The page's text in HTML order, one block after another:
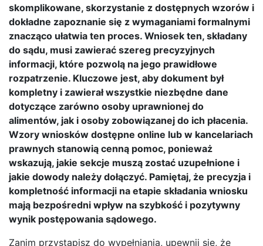
skomplikowane, skorzystanie z dostępnych wzorów i
dokładne zapoznanie się z wymaganiami formalnymi
znacząco ułatwia ten proces. Wniosek ten, składany
do sądu, musi zawierać szereg precyzyjnych
informacji, które pozwolą na jego prawidłowe
rozpatrzenie. Kluczowe jest, aby dokument był
kompletny i zawierał wszystkie niezbędne dane
dotyczące zarówno osoby uprawnionej do
alimentów, jak i osoby zobowiązanej do ich płacenia.
Wzory wniosków dostępne online lub w kancelariach
prawnych stanowią cenną pomoc, ponieważ
wskazują, jakie sekcje muszą zostać uzupełnione i
jakie dowody należy dołączyć. Pamiętaj, że precyzja i
kompletność informacji na etapie składania wniosku
mają bezpośredni wpływ na szybkość i pozytywny
wynik postępowania sądowego.
Zanim przystąpisz do wypełniania, upewnij się, że